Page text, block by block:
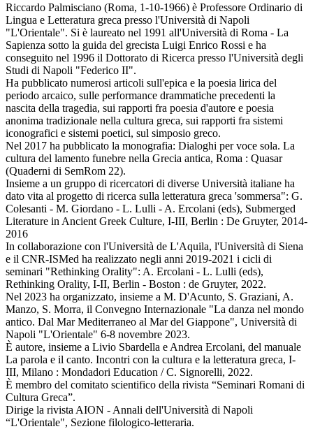
Riccardo Palmisciano (Roma, 1-10-1966) è Professore Ordinario di
Lingua e Letteratura greca presso l'Università di Napoli
"L'Orientale". Si è laureato nel 1991 all'Università di Roma - La
Sapienza sotto la guida del grecista Luigi Enrico Rossi e ha
conseguito nel 1996 il Dottorato di Ricerca presso l'Università degli
Studi di Napoli "Federico II".
Ha pubblicato numerosi articoli sull'epica e la poesia lirica del
periodo arcaico, sulle performance drammatiche precedenti la
nascita della tragedia, sui rapporti fra poesia d'autore e poesia
anonima tradizionale nella cultura greca, sui rapporti fra sistemi
iconografici e sistemi poetici, sul simposio greco.
Nel 2017 ha pubblicato la monografia: Dialoghi per voce sola. La
cultura del lamento funebre nella Grecia antica, Roma : Quasar
(Quaderni di SemRom 22).
Insieme a un gruppo di ricercatori di diverse Università italiane ha
dato vita al progetto di ricerca sulla letteratura greca 'sommersa": G.
Colesanti - M. Giordano - L. Lulli - A. Ercolani (eds), Submerged
Literature in Ancient Greek Culture, I-III, Berlin : De Gruyter, 2014-
2016
In collaborazione con l'Università de L'Aquila, l'Università di Siena
e il CNR-ISMed ha realizzato negli anni 2019-2021 i cicli di
seminari "Rethinking Orality": A. Ercolani - L. Lulli (eds),
Rethinking Orality, I-II, Berlin - Boston : de Gruyter, 2022.
Nel 2023 ha organizzato, insieme a M. D'Acunto, S. Graziani, A.
Manzo, S. Morra, il Convegno Internazionale "La danza nel mondo
antico. Dal Mar Mediterraneo al Mar del Giappone", Università di
Napoli "L'Orientale" 6-8 novembre 2023.
È autore, insieme a Livio Sbardella e Andrea Ercolani, del manuale
La parola e il canto. Incontri con la cultura e la letteratura greca, I-
III, Milano : Mondadori Education / C. Signorelli, 2022.
È membro del comitato scientifico della rivista “Seminari Romani di
Cultura Greca”.
Dirige la rivista AION - Annali dell'Università di Napoli
“L'Orientale", Sezione filologico-letteraria.